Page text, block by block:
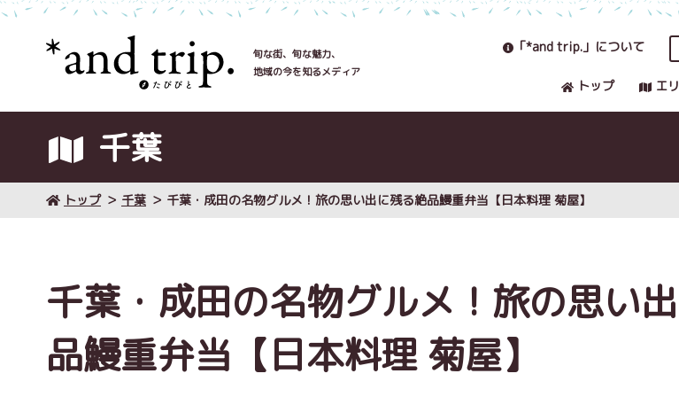
旬な街、旬な魅力、
地域の今を知るメディア
「*and trip.」について
トップ エ
千葉
トップ 千葉 千葉・成田の名物グルメ！旅の思い出に残る絶品鰻重弁当【日本料理 菊屋】
千葉・成田の名物グルメ！旅の思い
品鰻重弁当【日本料理 菊屋】